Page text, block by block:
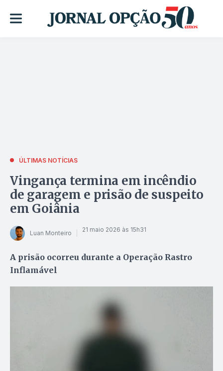
ÚLTIMAS NOTÍCIAS
Vingança termina em incêndio
de garagem e prisão de suspeito
em Goiânia
Luan Monteiro 21 maio 2026 às 15h31
A prisão ocorreu durante a Operação Rastro
Inflamável